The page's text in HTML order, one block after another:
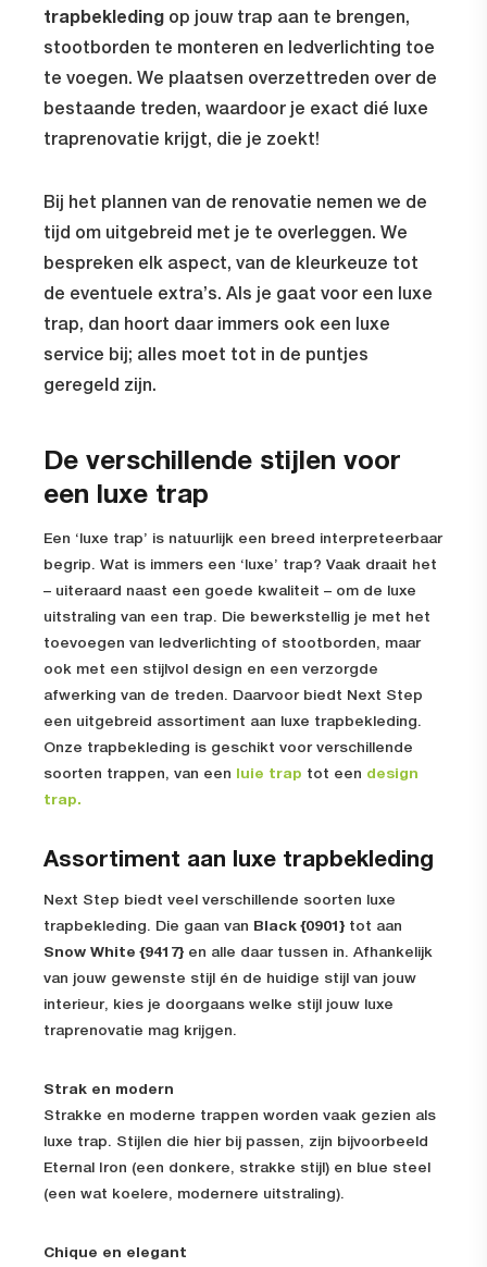
trapbekleding op jouw trap aan te brengen,
stootborden te monteren en ledverlichting toe
te voegen. We plaatsen overzettreden over de
bestaande treden, waardoor je exact dié luxe
traprenovatie krijgt, die je zoekt!
Bij het plannen van de renovatie nemen we de
tijd om uitgebreid met je te overleggen. We
bespreken elk aspect, van de kleurkeuze tot
de eventuele extra’s. Als je gaat voor een luxe
trap, dan hoort daar immers ook een luxe
service bij; alles moet tot in de puntjes
geregeld zijn.
De verschillende stijlen voor
een luxe trap
Een ‘luxe trap’ is natuurlijk een breed interpreteerbaar
begrip. Wat is immers een ‘luxe’ trap? Vaak draait het
– uiteraard naast een goede kwaliteit – om de luxe
uitstraling van een trap. Die bewerkstellig je met het
toevoegen van ledverlichting of stootborden, maar
ook met een stijlvol design en een verzorgde
afwerking van de treden. Daarvoor biedt Next Step
een uitgebreid assortiment aan luxe trapbekleding.
Onze trapbekleding is geschikt voor verschillende
soorten trappen, van een luie trap tot een design
trap.
Assortiment aan luxe trapbekleding
Next Step biedt veel verschillende soorten luxe
trapbekleding. Die gaan van Black {0901} tot aan
Snow White {9417} en alle daar tussen in. Afhankelijk
van jouw gewenste stijl én de huidige stijl van jouw
interieur, kies je doorgaans welke stijl jouw luxe
traprenovatie mag krijgen.
Strak en modern
Strakke en moderne trappen worden vaak gezien als
luxe trap. Stijlen die hier bij passen, zijn bijvoorbeeld
Eternal Iron (een donkere, strakke stijl) en blue steel
(een wat koelere, modernere uitstraling).
Chique en elegant